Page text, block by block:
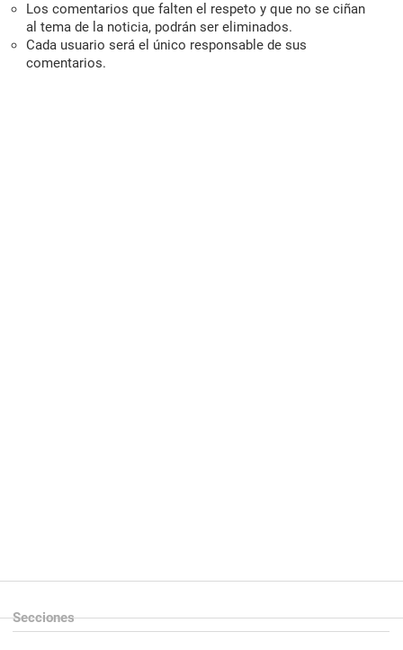
Los comentarios que falten el respeto y que no se ciñan
al tema de la noticia, podrán ser eliminados.
Cada usuario será el único responsable de sus
comentarios.
Secciones